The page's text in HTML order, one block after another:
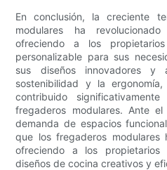
En conclusión, la creciente
modulares ha
ofreciendo a los
personalizable para sus
sus diseños innovadores
sostenibilidad y la
contribuido
fregaderos modulares. Ante
demanda de espacios
que los fregaderos modulares
ofreciendo a los propietarios
diseños de cocina creativos y